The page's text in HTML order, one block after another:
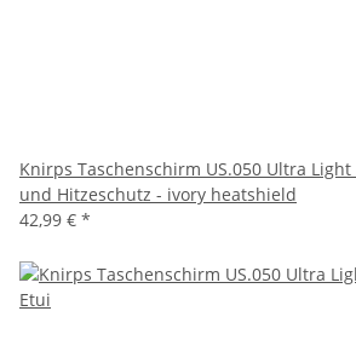
Knirps Taschenschirm US.050 Ultra
und Hitzeschutz - ivory heatshield
42,99 € *